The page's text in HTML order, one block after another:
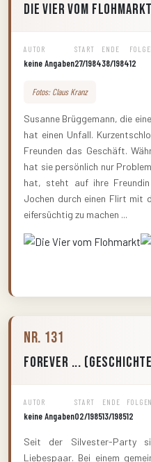
Die Vier vom Flohmarkt
AUTOR
keine Angaben
START
27/1984
ENDE
38/198412
Fotos: Claus Kranz
Susanne Brüggemann, die
hat einen Unfall.
Freunden das Geschäft.
hat sie persönlich nur
hat, steht auf ihre
Jochen durch einen Flirt mit
eifersüchtig zu machen ...
Nr. 131
Forever ...
AUTOR
keine Angaben
START
02/1985
ENDE
13/198512
Seit der Silvester-Party
Liebespaar. Bei einem